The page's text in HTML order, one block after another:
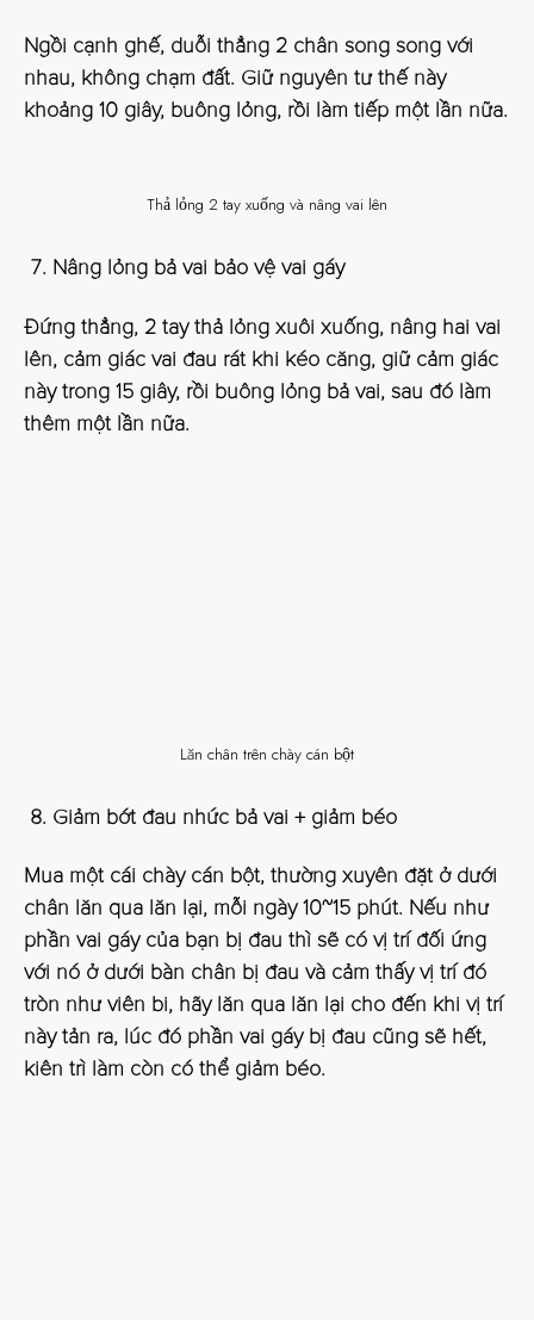
Ngồi cạnh ghế, duỗi thẳng 2 chân song song với
nhau, không chạm đất. Giữ nguyên tư thế này
khoảng 10 giây, buông lỏng, rồi làm tiếp một lần nữa.
Thả lỏng 2 tay xuống và nâng vai lên
Nâng lỏng bả vai bảo vệ vai gáy
Đứng thẳng, 2 tay thả lỏng xuôi xuống, nâng hai vai
lên, cảm giác vai đau rát khi kéo căng, giữ cảm giác
này trong 15 giây, rồi buông lỏng bả vai, sau đó làm
thêm một lần nữa.
Lăn chân trên chày cán bột
Giảm bớt đau nhức bả vai + giảm béo
Mua một cái chày cán bột, thường xuyên đặt ở dưới
chân lăn qua lăn lại, mỗi ngày 10~15 phút. Nếu như
phần vai gáy của bạn bị đau thì sẽ có vị trí đối ứng
với nó ở dưới bàn chân bị đau và cảm thấy vị trí đó
tròn như viên bi, hãy lăn qua lăn lại cho đến khi vị trí
này tản ra, lúc đó phần vai gáy bị đau cũng sẽ hết,
kiên trì làm còn có thể giảm béo.